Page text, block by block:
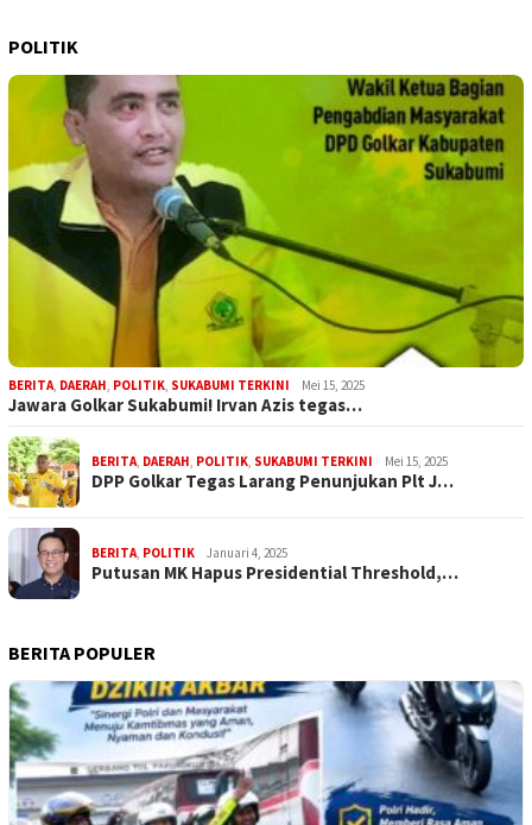
POLITIK
BERITA, DAERAH, POLITIK, SUKABUMI TERKINI Mei 15, 2025
Jawara Golkar Sukabumi! Irvan Azis tegas…
BERITA, DAERAH, POLITIK, SUKABUMI TERKINI Mei 15, 2025
DPP Golkar Tegas Larang Penunjukan Plt J…
BERITA, POLITIK Januari 4, 2025
Putusan MK Hapus Presidential Threshold,…
BERITA POPULER